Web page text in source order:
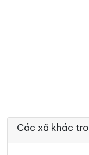
Các xã khác